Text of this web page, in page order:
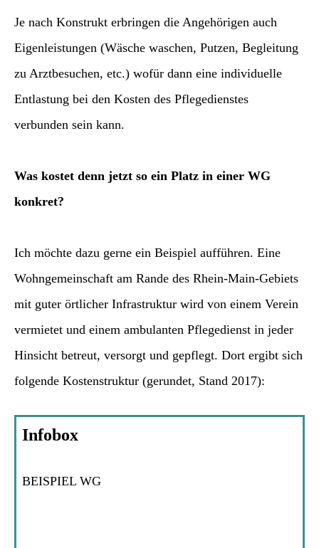
Je nach Konstrukt erbringen die Angehörigen auch
Eigenleistungen (Wäsche waschen, Putzen, Begleitung
zu Arztbesuchen, etc.) wofür dann eine individuelle
Entlastung bei den Kosten des Pflegedienstes
verbunden sein kann.
Was kostet denn jetzt so ein Platz in einer WG
konkret?
Ich möchte dazu gerne ein Beispiel aufführen. Eine
Wohngemeinschaft am Rande des Rhein-Main-Gebiets
mit guter örtlicher Infrastruktur wird von einem Verein
vermietet und einem ambulanten Pflegedienst in jeder
Hinsicht betreut, versorgt und gepflegt. Dort ergibt sich
folgende Kostenstruktur (gerundet, Stand 2017):
Infobox
BEISPIEL WG
anmelden -
zur Newsletter-Anmeldung